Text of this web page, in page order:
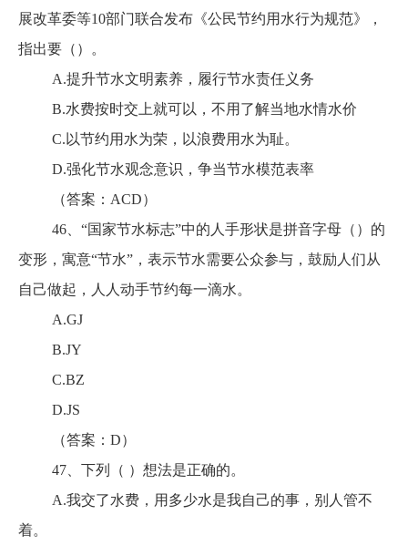
展改革委等10部门联合发布《公民节约用水行为规范》，
指出要（）。
A.提升节水文明素养，履行节水责任义务
B.水费按时交上就可以，不用了解当地水情水价
C.以节约用水为荣，以浪费用水为耻。
D.强化节水观念意识，争当节水模范表率
（答案：ACD）
46、“国家节水标志”中的人手形状是拼音字母（）的
变形，寓意“节水”，表示节水需要公众参与，鼓励人们从
自己做起，人人动手节约每一滴水。
A.GJ
B.JY
C.BZ
D.JS
（答案：D）
47、下列（ ）想法是正确的。
A.我交了水费，用多少水是我自己的事，别人管不
着。